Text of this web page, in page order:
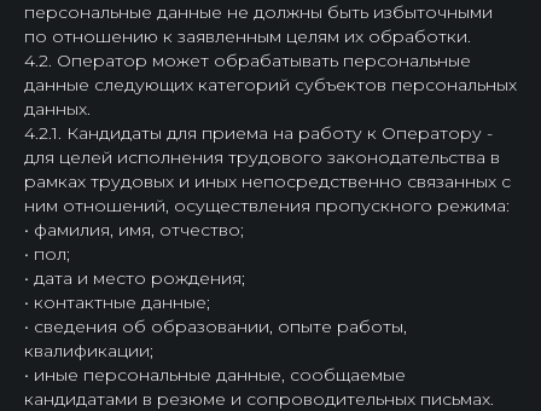
персональные данные не должны быть избыточными
по отношению к заявленным целям их обработки.
4.2. Оператор может обрабатывать персональные
данные следующих категорий субъектов персональных
данных.
4.2.1. Кандидаты для приема на работу к Оператору -
для целей исполнения трудового законодательства в
рамках трудовых и иных непосредственно связанных с
ним отношений, осуществления пропускного режима:
• фамилия, имя, отчество;
• пол;
• дата и место рождения;
• контактные данные;
• сведения об образовании, опыте работы,
квалификации;
• иные персональные данные, сообщаемые
кандидатами в резюме и сопроводительных письмах.